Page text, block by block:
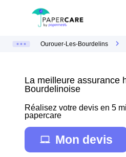
Ourouer-Les-Bourdelins
La meilleure assurance
Bourdelinoise
Réalisez votre devis en 5
papercare
Mon devis